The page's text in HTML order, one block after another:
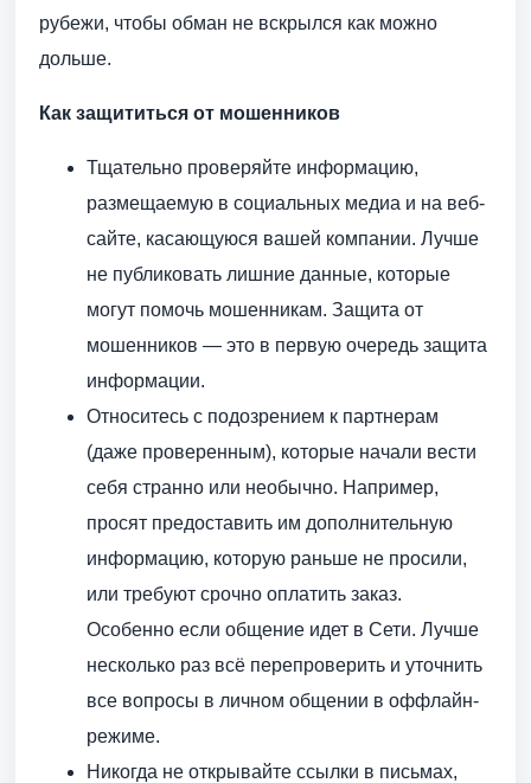
рубежи, чтобы обман не вскрылся как можно
дольше.
Как защититься от мошенников
Тщательно проверяйте информацию,
размещаемую в социальных медиа и на веб-
сайте, касающуюся вашей компании. Лучше
не публиковать лишние данные, которые
могут помочь мошенникам. Защита от
мошенников — это в первую очередь защита
информации.
Относитесь с подозрением к партнерам
(даже проверенным), которые начали вести
себя странно или необычно. Например,
просят предоставить им дополнительную
информацию, которую раньше не просили,
или требуют срочно оплатить заказ.
Особенно если общение идет в Сети. Лучше
несколько раз всё перепроверить и уточнить
все вопросы в личном общении в оффлайн-
режиме.
Никогда не открывайте ссылки в письмах,